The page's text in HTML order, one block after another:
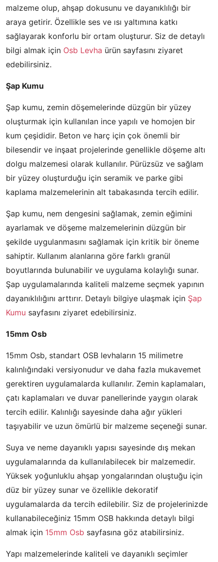
malzeme olup, ahşap dokusunu ve dayanıklılığı bir
araya getirir. Özellikle ses ve ısı yaltımına katkı
sağlayarak konforlu bir ortam oluşturur. Siz de detaylı
bilgi almak için Osb Levha ürün sayfasını ziyaret
edebilirsiniz.
Şap Kumu
Şap kumu, zemin döşemelerinde düzgün bir yüzey
oluşturmak için kullanılan ince yapılı ve homojen bir
kum çeşididir. Beton ve harç için çok önemli bir
bilesendir ve inşaat projelerinde genellikle döşeme altı
dolgu malzemesi olarak kullanılır. Pürüzsüz ve sağlam
bir yüzey oluşturduğu için seramik ve parke gibi
kaplama malzemelerinin alt tabakasında tercih edilir.
Şap kumu, nem dengesini sağlamak, zemin eğimini
ayarlamak ve döşeme malzemelerinin düzgün bir
şekilde uygulanmasını sağlamak için kritik bir öneme
sahiptir. Kullanım alanlarına göre farklı granül
boyutlarında bulunabilir ve uygulama kolaylığı sunar.
Şap uygulamalarında kaliteli malzeme seçmek yapının
dayanıklılığını arttırır. Detaylı bilgiye ulaşmak için Şap
Kumu sayfasını ziyaret edebilirsiniz.
15mm Osb
15mm Osb, standart OSB levhaların 15 milimetre
kalınlığındaki versiyonudur ve daha fazla mukavemet
gerektiren uygulamalarda kullanılır. Zemin kaplamaları,
çatı kaplamaları ve duvar panellerinde yaygın olarak
tercih edilir. Kalınlığı sayesinde daha ağır yükleri
taşıyabilir ve uzun ömürlü bir malzeme seçeneği sunar.
Suya ve neme dayanıklı yapısı sayesinde dış mekan
uygulamalarında da kullanılabilecek bir malzemedir.
Yüksek yoğunluklu ahşap yongalarından oluştuğu için
düz bir yüzey sunar ve özellikle dekoratif
uygulamalarda da tercih edilebilir. Siz de projelerinizde
kullanabileceğiniz 15mm OSB hakkında detaylı bilgi
almak için 15mm Osb sayfasına göz atabilirsiniz.
Yapı malzemelerinde kaliteli ve dayanıklı seçimler